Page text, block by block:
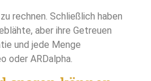
rechnen. Schließlich haben
aber ihre Getreuen
und jede Menge
oder ARDalpha.